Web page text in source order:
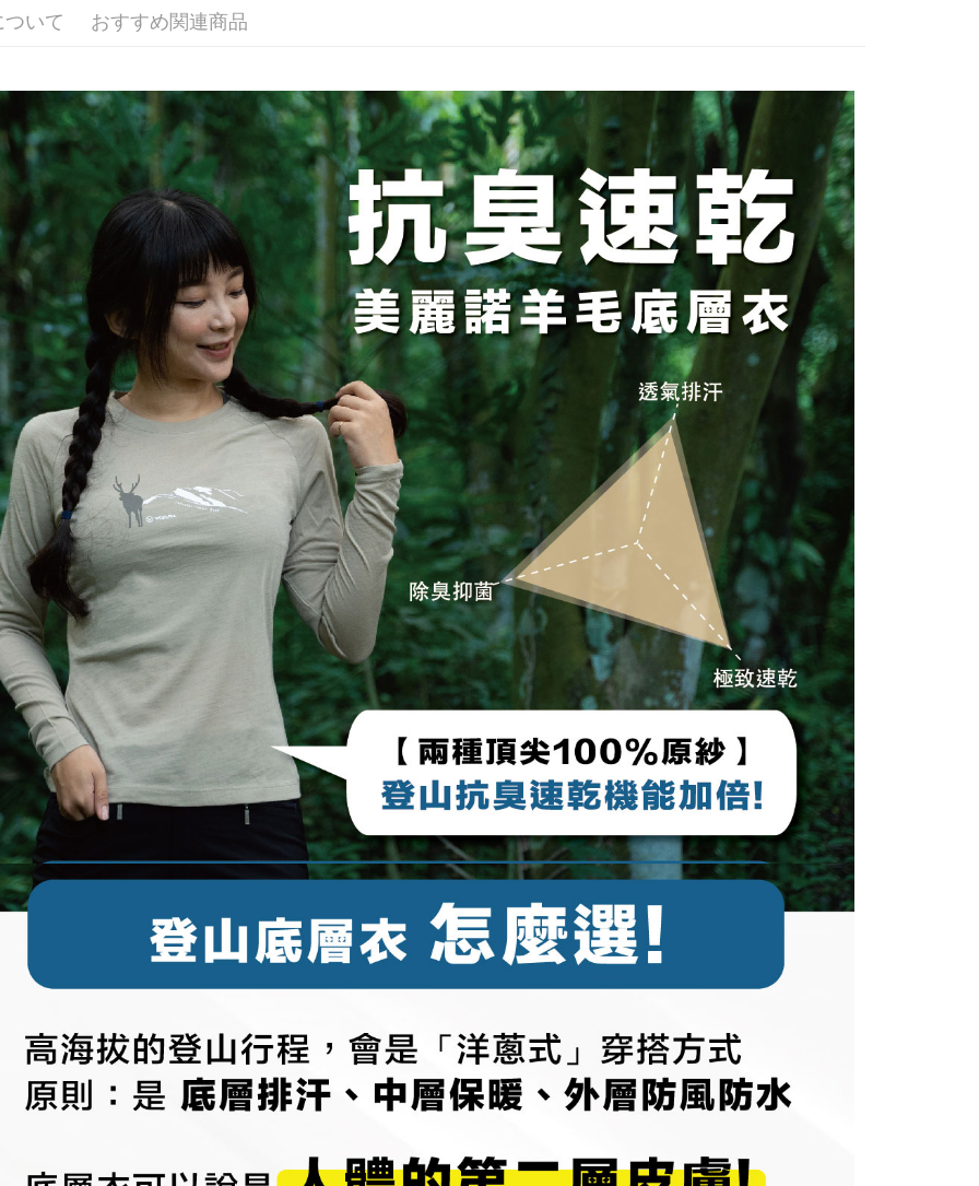
【支払い方法の説明】
1. 分割払いの金額は電信請求書に統合されず、「OP Pay Later」は毎月
の締め日後に支払いリマインダーのSMSを送信します。
2. SMSのリンクを通じて請求書を開いた後、「コンビニバーコード／台
湾大直営店舗／銀行振込／街口支払い／iPASS MONEY」などのチャネル
で支払いを選択できます。
【注意事項】
1. 本サービスは「台湾大哥大株式会社」（以下「当社」といいます）に
よって提供され、ユーザーが取引時に本サービスを通じて商品やサービ
スを購入できるようにし、店舗が売買／分割払い売買の債権を当社に譲
渡した後、契約に基づいて当社の請求書で帳款を支払うことになりま
す。
2. 「OP Pay Later」を利用する契約関係の目的から、店舗はあなたの個
人情報（名前、電話または住所を含む）を台湾大哥大に提供し、収集、
処理および利用するために、当社があなた本人と分割請求書に必要な情
報の確認、照合および修正を行います。
3. 完全なユーザーサービス規約については、以下のリンクを参照してく
ださい：
https://oppay.tw/userRule
代金納付期限は最短で 14 日以内ですので、ご注意ください。AFTEE ア
プリをダウンロードして AFTEE 会員になるとお支払い期限を最長 45 日
以内まで延長できます。
お支払期限は、ショップが請求した期日と、AFTEEで延長できる日数を
もとに計算されます。AFTEEで注文すると、商品を受け取るまで支払い
期限を延長できますが、商品を期限内に受け取れない場合があります
（例：予約商品や商品到着日が比較的遅い商品）。そのため、商品到着
の有無に関わらず、AFTEEで指定された期限内にお支払いください。
二、支払い限度額
1.初回 AFTEEを ご利用の際に、認証結果及び当社の審査の結果に基づ
き、限度額が設定されます。
2.決済金額は最低NT$20です。
3.現在、台湾の会員のみご利用いただけます。
三、利用規約「AFTEE代金後払い」（以下当サービスという）はネット
プロテクションズ（以下 AFTEE という）が提供し、AFTEEが代金を徴収
します。当サービスご利用の際に提供しなければならない個人情報（注
文者の氏名、電話番号、受取人の氏名、電話番号、受取人住所を含むが
これに限らない）は、AFTEEに渡され当サービスで必要な範囲内で利用
されます。AFTEEの個人情報の収集、処理、利用について、詳細は
AFTEE公式ホームページの『個人情報の収集、処理及び利用に関する声
明』をご参照ください（
https://aftee.tw/privacypolicy/
AFTEEの初回ご利用の際に、審査を通過すれば、最高額がNT$10,000に
なります。支払い期限を過ぎた場合、その金額に基づいて年利20%の遅
延滞納金が加算されます。未成年の利用者は、事前に法定代理人または
後見人の同意を得ればAFTEEをご利用いただけます。
個人情報の処理、利用について疑問がある、または関連する法律の権利
を行使したい場合は、ネットプロテクションズ
にご連絡ください。上記に示した個人情報
を、必要な購入注文書とあわせてAFTEEにご提供いただく、または
AFTEEにあなたの個人情報の収集、処理、利用を許可することににご同
意いただけない場合は、当サービスを選択しないでください。
7-11取貨付款
配送毎にNT$100、NT$1,000以上で送料無料
付款後7-11取貨
配送毎にNT$100、NT$1,000以上で送料無料
宅配
配送毎にNT$100、NT$1,000以上で送料無料
順豐 送料を確認
いて おすすめ関連商品